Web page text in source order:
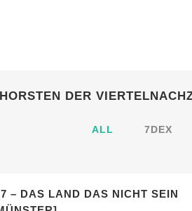
DER
ALL 7DEX
– DAS LAND DAS NICHT SEIN